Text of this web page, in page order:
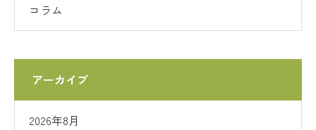
コラム
アーカイブ
2026年8月